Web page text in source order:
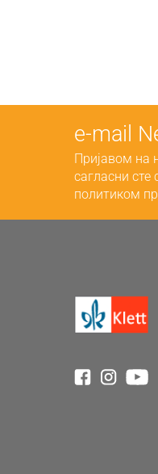
е-mail
Пријавом на
сагласни сте
политиком